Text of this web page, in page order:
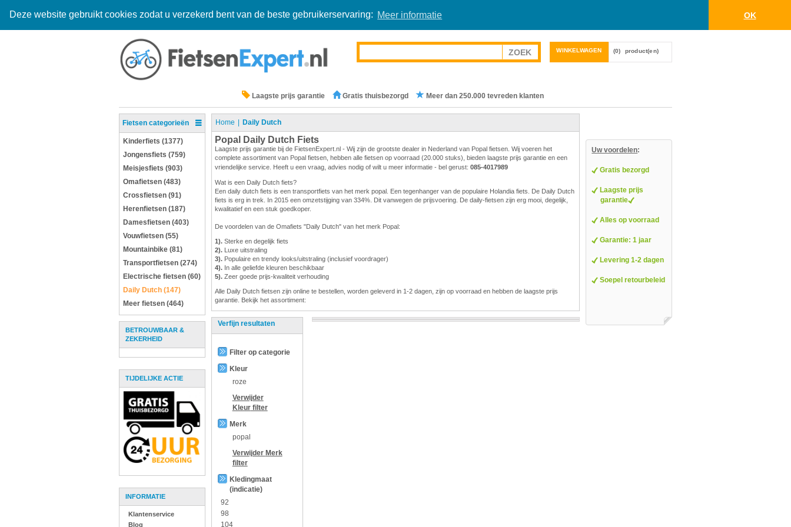
Deze website gebruikt cookies zodat u verzekerd bent van de beste gebruikerservaring: Meer informatie OK
WINKELWAGEN (0) product(en)
Laagste prijs garantie Gratis thuisbezorgd Meer dan 250.000 tevreden klanten
Fietsen categorieën
Kinderfiets (1377)
Jongensfiets (759)
Meisjesfiets (903)
Omafietsen (483)
Crossfietsen (91)
Herenfietsen (187)
Damesfietsen (403)
Vouwfietsen (55)
Mountainbike (81)
Transportfietsen (274)
Electrische fietsen (60)
Daily Dutch (147)
Meer fietsen (464)
BETROUWBAAR &
ZEKERHEID
TIJDELIJKE ACTIE
INFORMATIE
Klantenservice
Blog
Home Daily Dutch
Popal Daily Dutch Fiets
Laagste prijs garantie bij de FietsenExpert.nl - Wij zijn de grootste dealer in Nederland van Popal fietsen. Wij voeren het
complete assortiment van Popal fietsen, hebben alle fietsen op voorraad (20.000 stuks), bieden laagste prijs garantie en een
vriendelijke service. Heeft u een vraag, advies nodig of wilt u meer informatie - bel gerust: 085-4017989
Wat is een Daily Dutch fiets?
Een daily dutch fiets is een transportfiets van het merk popal. Een tegenhanger van de populaire Holandia fiets. De Daily Dutch
fiets is erg in trek. In 2015 een omzetstijging van 334%. Dit vanwegen de prijsvoering. De daily-fietsen zijn erg mooi, degelijk,
kwalitatief en een stuk goedkoper.
De voordelen van de Omafiets "Daily Dutch" van het merk Popal:
1).Sterke en degelijk fiets
2).Luxe uitstraling
3).Populaire en trendy looks/uitstraling (inclusief voordrager)
4).In alle geliefde kleuren beschikbaar
5).Zeer goede prijs-kwaliteit verhouding
Alle Daily Dutch fietsen zijn online te bestellen, worden geleverd in 1-2 dagen, zijn op voorraad en hebben de laagste prijs
garantie. Bekijk het assortiment:
Verfijn resultaten
Filter op categorie
Kleur
roze
Verwijder
Kleurfilter
Merk
popal
Verwijder Merk
filter
Kledingmaat
(indicatie)
92
98
104
Uw voordelen:
Gratis bezorgd
Laagste prijs
garantie
Alles op voorraad
Garantie: 1 jaar
Levering 1-2 dagen
Soepel retourbeleid